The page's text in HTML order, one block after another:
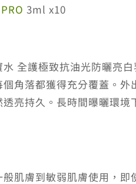
3ml x10
全護極致抗油光防曬亮
角落都獲得充分覆蓋。
亮持久。長時間曝曬環
肌膚到敏弱肌膚使用，